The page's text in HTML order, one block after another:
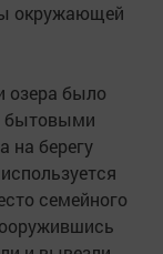
окружающей
озера было
бытовыми
на берегу
семейного